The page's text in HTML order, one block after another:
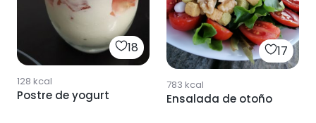
18
128 kcal
Postre de yogurt
17
783 kcal
Ensalada de otoño